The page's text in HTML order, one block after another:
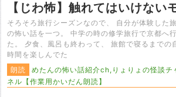
【じわ怖】触れてはいけない
そろそろ旅行シーズンなので、 自分が体験した
の怖い話を一つ。 中学の時の修学旅行で京都へ
た。 夕食、風呂も終わって、 旅館で寝るまでの
時間を楽しんでた
朗読
めたんの怖い話紹介ch,りょりょの怪談チ
ネル【作業用かいだん朗読】